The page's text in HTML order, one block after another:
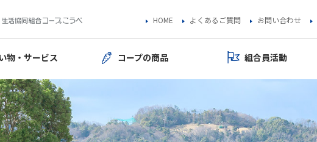
HOME よくあるご質問 お問い合わせ
物・サービス コープの商品 組合員活動